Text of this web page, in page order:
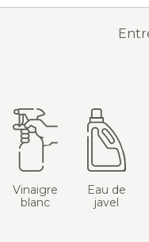
Vinaigre
blanc
Eau de
javel